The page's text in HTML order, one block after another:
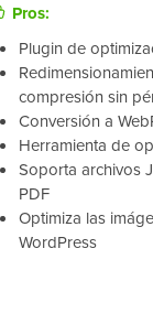
Pros:
Plugin de
compresión sin
Conversión a
Herramienta de
Soporta archivos
PDF
Optimiza las
WordPress